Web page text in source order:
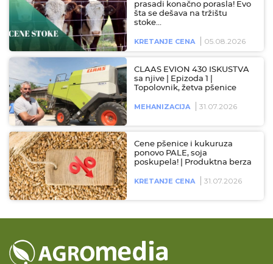
prasadi konačno porasla! Evo
šta se dešava na tržištu
stoke…
KRETANJE CENA 05.08.2026
CLAAS EVION 430 ISKUSTVA
sa njive | Epizoda 1 |
Topolovnik, žetva pšenice
MEHANIZACIJA 31.07.2026
Cene pšenice i kukuruza
ponovo PALE, soja
poskupela! | Produktna berza
KRETANJE CENA 31.07.2026